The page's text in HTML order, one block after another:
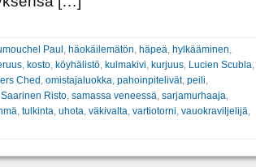
Paul häokäilemätön häpeä hylkääminen
, kosto, köyhälistö, kulmakivi kurjuus, Lucien Scubla
Ched omistajaluokka pahoinpitelivät, peili
Saarinen Risto, samassa veneessä sarjamurhaaja
tulkinta uhota väkivalta vartiotorni vauokraviljelijä